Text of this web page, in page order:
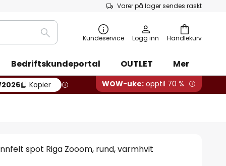
Varer på lager sendes raskt
Handlekurv
Søk Kundeservice Logg inn
Bedriftskundeportal OUTLET Mer
Kopier WOW-uke: opptil 70 %
innfelt spot Riga Zooom, rund, varmhvit